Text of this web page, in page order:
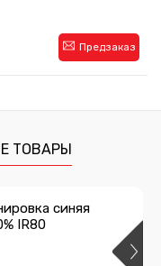
Предзаказ
ТОВАРЫ
синяя
IR80